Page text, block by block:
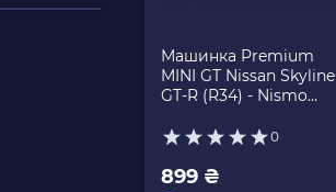
Машинка Premium
MINI GT Nissan Skyline
GT-R (R34) - Nismo
1999 1:64 MGT01160
0
899 ₴